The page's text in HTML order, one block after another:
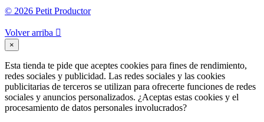
© 2026 Petit Productor
Volver arriba 
×
Esta tienda te pide que aceptes cookies para fines de rendimiento,
redes sociales y publicidad. Las redes sociales y las cookies
publicitarias de terceros se utilizan para ofrecerte funciones de redes
sociales y anuncios personalizados. ¿Aceptas estas cookies y el
procesamiento de datos personales involucrados?